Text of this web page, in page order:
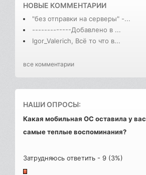
НОВЫЕ КОММЕНТАРИИ
"без отправки на серверы" -...
-------------Добавлено в ...
Igor_Valerich, Всё то что в...
все комментарии
НАШИ ОПРОСЫ:
Какая мобильная ОС оставила у вас
самые теплые воспоминания?
Затрудняюсь ответить - 9 (3%)